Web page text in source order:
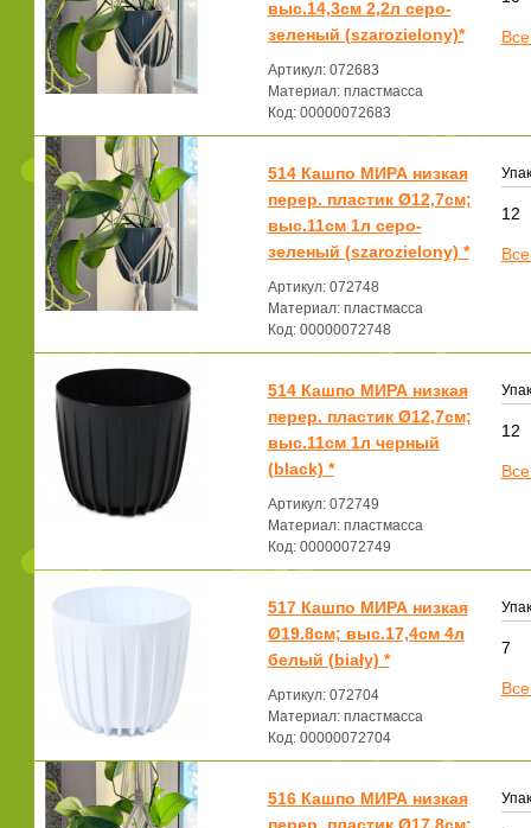
выс.14,3см 2,2л серо-
зеленый (szarozielony)*
Артикул: 072683
Материал: пластмасса
Код: 00000072683
514 Кашпо МИРА низкая
перер. пластик Ø12,7см;
выс.11см 1л серо-
зеленый (szarozielony) *
Артикул: 072748
Материал: пластмасса
Код: 00000072748
12
514 Кашпо МИРА низкая
перер. пластик Ø12,7см;
выс.11см 1л черный
(black) *
Артикул: 072749
Материал: пластмасса
Код: 00000072749
12
517 Кашпо МИРА низкая
Ø19.8см; выс.17,4см 4л
белый (biały) *
Артикул: 072704
Материал: пластмасса
Код: 00000072704
7
516 Кашпо МИРА низкая